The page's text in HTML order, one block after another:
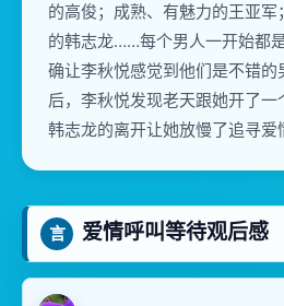
的高俊；成熟、有魅力的王亚
的韩志龙……每个男人一开始都
确让李秋悦感觉到他们是不错的
后，李秋悦发现老天跟她开了
韩志龙的离开让她放慢了追寻
言 爱情呼叫等待观后感